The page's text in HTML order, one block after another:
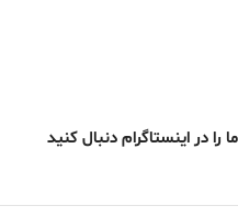
ما را در اینستاگرام دنبال کنید